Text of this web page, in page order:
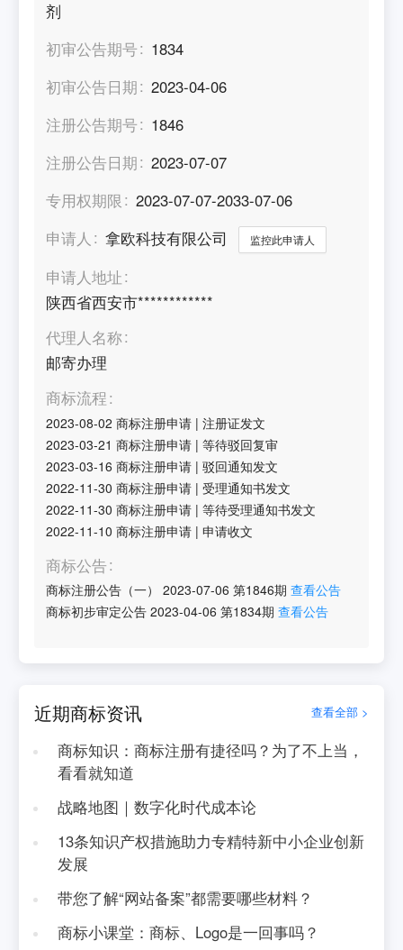
剂
初审公告期号
1834
初审公告日期
2023-04-06
注册公告期号
1846
注册公告日期
2023-07-07
专用权期限
2023-07-07-2033-07-06
申请人
拿欧科技有限公司 监控此申请人
申请人地址
陕西省西安市************
代理人名称
邮寄办理
商标流程
2023-08-02 商标注册申请 |注册证发文
2023-03-21 商标注册申请 |等待驳回复审
2023-03-16 商标注册申请 |驳回通知发文
2022-11-30 商标注册申请 |受理通知书发文
2022-11-30 商标注册申请 |等待受理通知书发文
2022-11-10 商标注册申请 |申请收文
商标公告
商标注册公告（一） 2023-07-06 第1846期 查看公告
商标初步审定公告 2023-04-06 第1834期 查看公告
近期商标资讯 查看全部 >
商标知识：商标注册有捷径吗？为了不上当，
看看就知道
战略地图｜数字化时代成本论
13条知识产权措施助力专精特新中小企业创新
发展
带您了解“网站备案”都需要哪些材料？
商标小课堂：商标、Logo是一回事吗？